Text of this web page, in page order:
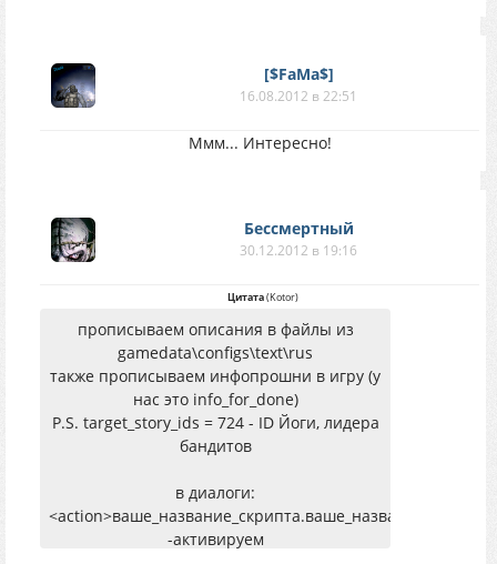
[$FaMa$]
16.08.2012 в 22:51
Ммм... Интересно!
Бессмертный
30.12.2012 в 19:16
Цитата(Kotor)
прописываем описания в файлы из
gamedata\configs\text\rus
также прописываем инфопрошни в игру (у
нас это info_for_done)
P.S. target_story_ids = 724 - ID Йоги, лидера
бандитов
в диалоги:
-активируем